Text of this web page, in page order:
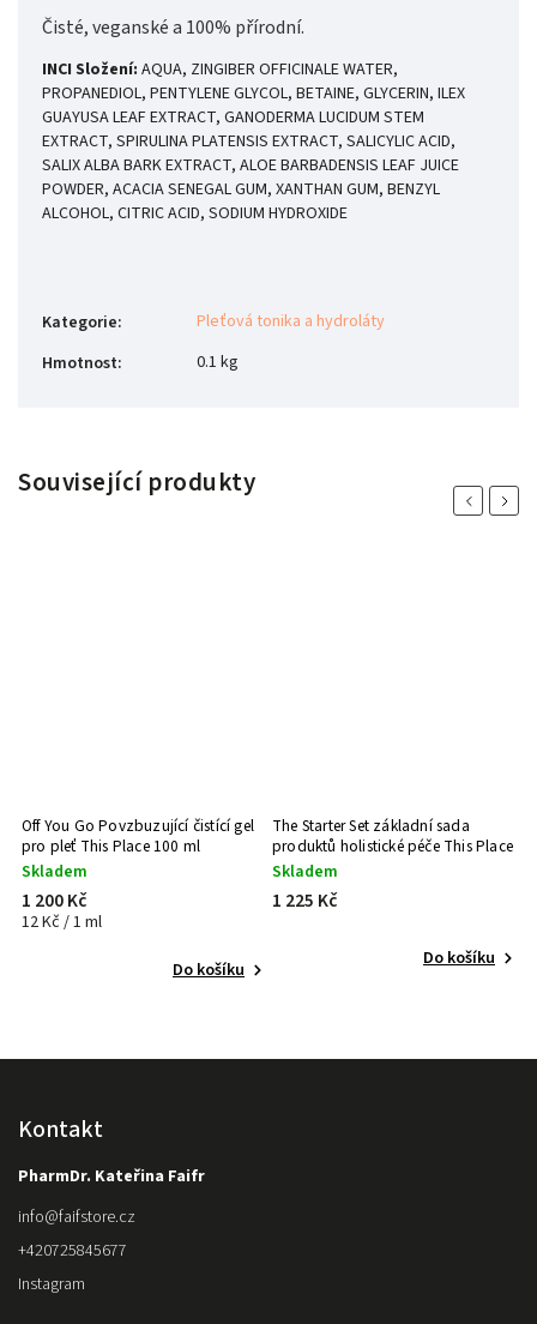
Čisté, veganské a 100% přírodní.
INCI Složení: AQUA, ZINGIBER OFFICINALE WATER,
PROPANEDIOL, PENTYLENE GLYCOL, BETAINE, GLYCERIN, ILEX
GUAYUSA LEAF EXTRACT, GANODERMA LUCIDUM STEM
EXTRACT, SPIRULINA PLATENSIS EXTRACT, SALICYLIC ACID,
SALIX ALBA BARK EXTRACT, ALOE BARBADENSIS LEAF JUICE
POWDER, ACACIA SENEGAL GUM, XANTHAN GUM, BENZYL
ALCOHOL, CITRIC ACID, SODIUM HYDROXIDE
Kategorie:
Pleťová tonika a hydroláty
Hmotnost: 0.1 kg
Související produkty
Previous
Off You Go Povzbuzující čistící gel
pro pleť This Place 100 ml
Skladem
1 200 Kč
12 Kč / 1 ml
Do košíku
The Starter Set základní sada
produktů holistické péče This Place
Skladem
1 225 Kč
Do košíku
Next
Kontakt
PharmDr. Kateřina Faifr
info@faifstore.cz
+420725845677
Instagram